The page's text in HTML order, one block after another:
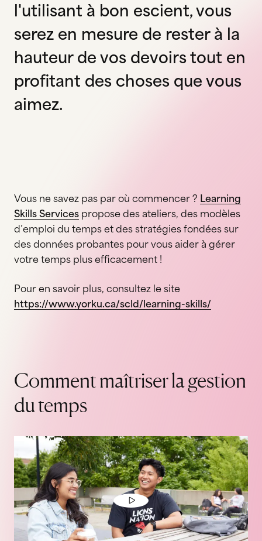
l'utilisant à bon escient, vous
serez en mesure de rester à la
hauteur de vos devoirs tout en
profitant des choses que vous
aimez.
Vous ne savez pas par où commencer ? Learning
Skills Services propose des ateliers, des modèles
d’emploi du temps et des stratégies fondées sur
des données probantes pour vous aider à gérer
votre temps plus efficacement !
Pour en savoir plus, consultez le site
https://www.yorku.ca/scld/learning-skills/
Comment maîtriser la gestion
du temps